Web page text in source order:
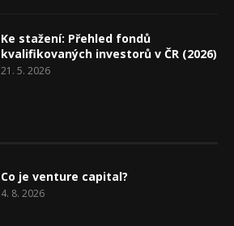
Ke stažení: Přehled fondů
kvalifikovaných investorů v ČR (2026)
21. 5. 2026
Co je venture capital?
4. 8. 2026